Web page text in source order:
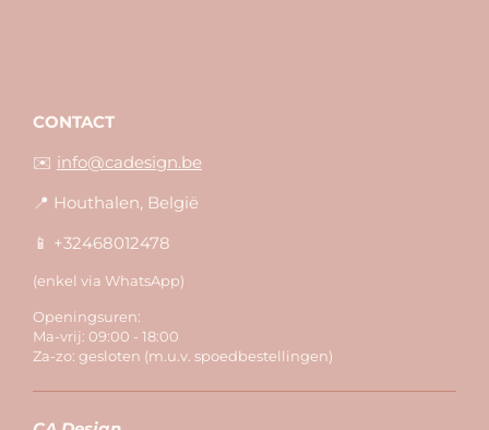
CONTACT
✉️ info@cadesign.be
📍 Houthalen, België
📱 +32468012478
(enkel via WhatsApp)
Openingsuren:
Ma-vrij: 09:00 - 18:00
Za-zo: gesloten (m.u.v. spoedbestellingen)